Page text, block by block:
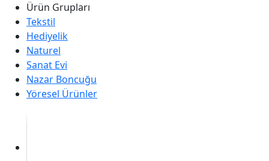
Ürün Grupları
Tekstil
Hediyelik
Naturel
Sanat Evi
Nazar Boncuğu
Yöresel Ürünler